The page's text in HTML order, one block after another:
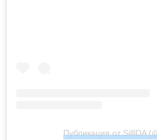
Публикация от SilllDA